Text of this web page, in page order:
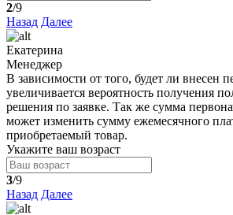
2/9
Назад Далее
Екатерина
Менеджер
В зависимости от того, будет ли внесен
увеличивается вероятность получения
решения по заявке. Так же сумма
может изменить сумму ежемесячного
приобретаемый товар.
Укажите ваш возраст
3/9
Назад Далее